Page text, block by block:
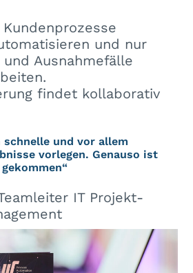
und nur
Ausnahmefälle
findet kollaborativ
schnelle und vor allem
vorlegen. Genauso ist
IT Projekt-